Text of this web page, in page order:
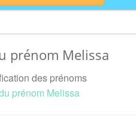
prénom Melissa
des prénoms
prénom Melissa